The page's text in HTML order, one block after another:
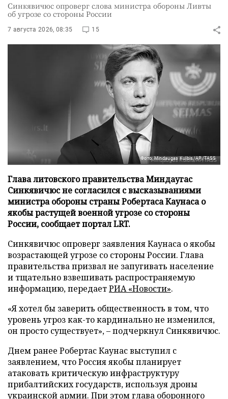
Синкявичюс опроверг слова министра обороны Ливты
об угрозе со стороны России
7 августа 2026, 08:35 15
Фото: Mindaugas Kulbis/AP/TASS
Глава литовского правительства Миндаугас
Синкявичюс не согласился с высказываниями
министра обороны страны Робертаса Каунаса о
якобы растущей военной угрозе со стороны
России, сообщает портал LRT.
Синкявичюс опроверг заявления Каунаса о якобы
возрастающей угрозе со стороны России. Глава
правительства призвал не запугивать население
и тщательно взвешивать распространяемую
информацию, передаетРИА «Новости».
«Я хотел бы заверить общественность в том, что
уровень угроз как-то кардинально не изменился,
он просто существует», – подчеркнул Синкявичюс.
Днем ранее Робертас Каунас выступил с
заявлением, что Россия якобы планирует
атаковать критическую инфраструктуру
прибалтийских государств, используя дроны
украинской армии. При этом глава оборонного